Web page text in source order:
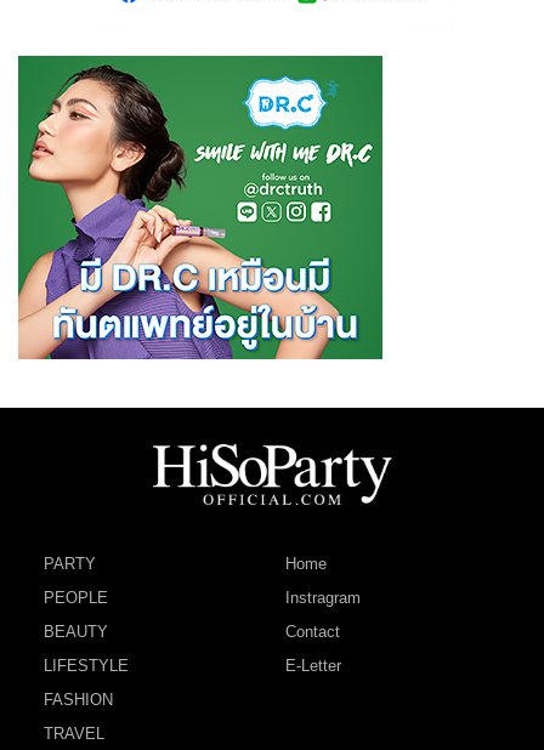
PARTY
PEOPLE
BEAUTY
LIFESTYLE
FASHION
TRAVEL
Home
Instragram
Contact
E-Letter